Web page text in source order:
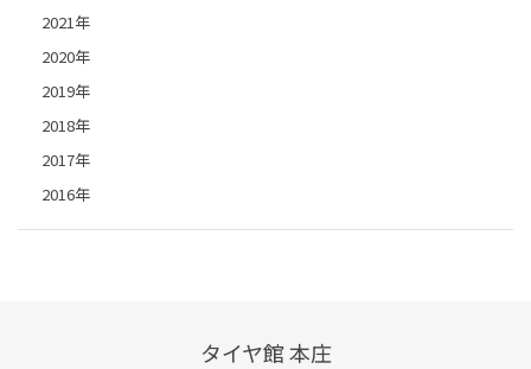
2021年
2020年
2019年
2018年
2017年
2016年
タイヤ館 本庄